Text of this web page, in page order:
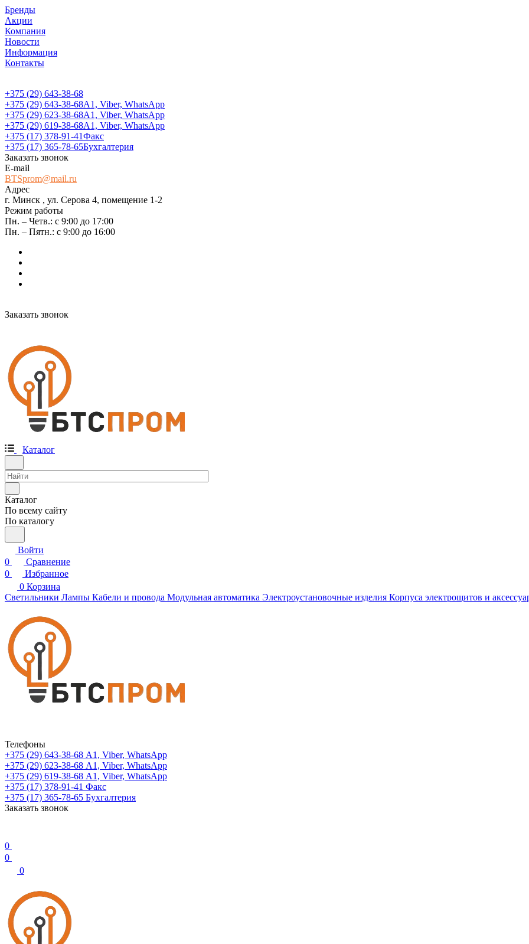
Бренды
Акции
Компания
Новости
Информация
Контакты
+375 (29) 643-38-68
+375 (29) 643-38-68А1, Viber, WhatsApp
+375 (29) 623-38-68А1, Viber, WhatsApp
+375 (29) 619-38-68А1, Viber, WhatsApp
+375 (17) 378-91-41Факс
+375 (17) 365-78-65Бухгалтерия
Заказать звонок
E-mail
BTSprom@mail.ru
Адрес
г. Минск , ул. Серова 4, помещение 1-2
Режим работы
Пн. – Четв.: с 9:00 до 17:00
Пн. – Пятн.: с 9:00 до 16:00
Заказать звонок
Каталог
Каталог
По всему сайту
По каталогу
Войти
0
Сравнение
0
Избранное
0 Корзина
Светильники Лампы Кабели и провода Модульная автоматика Электроустановочные изделия Корпуса электрощитов и
Телефоны
+375 (29) 643-38-68 А1, Viber, WhatsApp
+375 (29) 623-38-68 А1, Viber, WhatsApp
+375 (29) 619-38-68 А1, Viber, WhatsApp
+375 (17) 378-91-41 Факс
+375 (17) 365-78-65 Бухгалтерия
Заказать звонок
0
0
0